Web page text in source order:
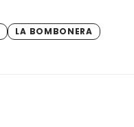
LA BOMBONERA